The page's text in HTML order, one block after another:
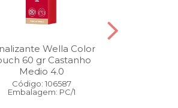
Wella Color
60 gr Castanho
Medio 4.0
Código: 106587
Embalagem: PC/1